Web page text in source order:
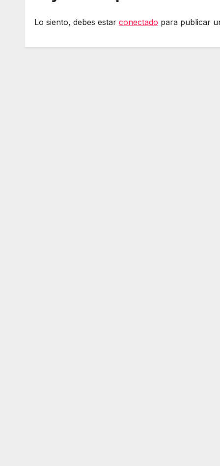
Lo siento, debes estar conectado para publicar